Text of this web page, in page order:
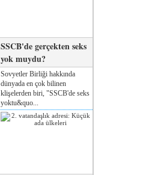
SSCB'de gerçekten seks
yok muydu?
Sovyetler Birliği hakkında
dünyada en çok bilinen
klişelerden biri, "SSCB'de seks
yoktu&quo...